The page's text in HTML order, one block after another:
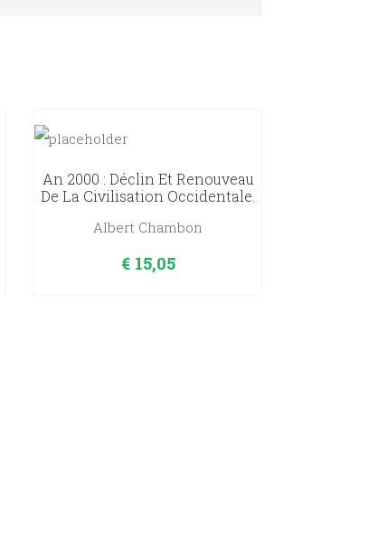
An 2000 : Déclin Et Renouveau
De La Civilisation Occidentale.
Albert Chambon
€15,05